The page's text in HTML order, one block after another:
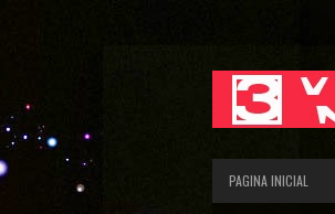
PAGINA INICIAL